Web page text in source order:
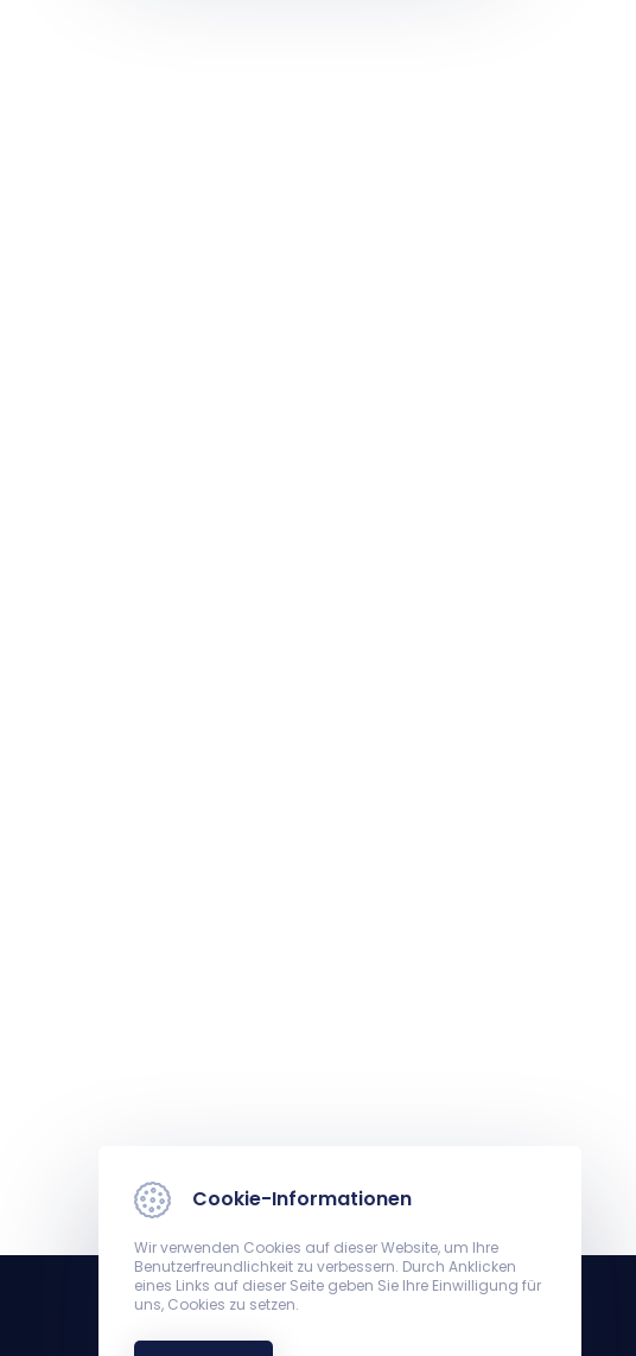
Cookie-Informationen
Wir verwenden Cookies auf dieser Website, um Ihre
Benutzerfreundlichkeit zu verbessern. Durch Anklicken
eines Links auf dieser Seite geben Sie Ihre Einwilligung für
uns, Cookies zu setzen.